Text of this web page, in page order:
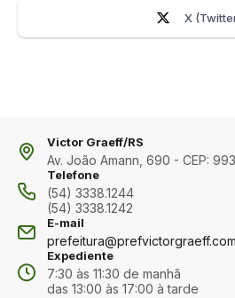
X
Victor Graeff/RS
Av. João Amann, 690 - CEP:
Telefone
(54) 3338.1244
(54) 3338.1242
E-mail
Expediente
7:30 às 11:30 de manhã
das 13:00 às 17:00 à tarde